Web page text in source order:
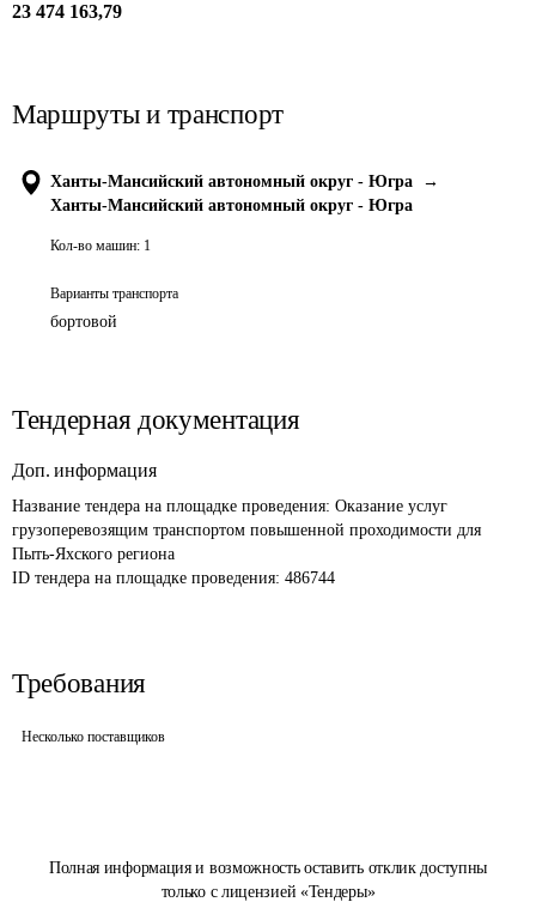
Полная информация и возможность оставить отклик доступны
только с лицензией «Тендеры»
23 474 163,79
Маршруты и транспорт
Ханты-Мансийский автономный округ - Югра
→
Ханты-Мансийский автономный округ - Югра
Кол-во машин: 1
Варианты транспорта
бортовой
Тендерная документация
Доп. информация
Название тендера на площадке проведения: Оказание услуг
грузоперевозящим транспортом повышенной проходимости для
Пыть-Яхского региона
ID тендера на площадке проведения: 486744
Требования
Несколько поставщиков